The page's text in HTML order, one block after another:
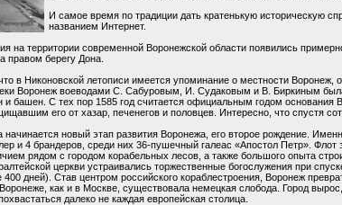
И самое время по традиции дать кратенькую историческую
названием Интернет.
на территории современной Воронежской области появились
правом берегу Дона.
в Никоновской летописи имеется упоминание о местности Воронеж,
Воронеж воеводами С. Сабуровым, И. Судаковым и В. Биркиным
и башен. С тех пор 1585 год считается официальным годом
его от хазар, печенегов и половцев. Интересно, что спустя
начинается новый этап развития Воронежа, его второе рождение.
и 4 брандеров, среди них 36-пушечный галеас «Апостол Петр».
рядом с городом корабельных лесов, а также большого опыта
церкви устраивались торжественные богослужения при
400 дней). Став центром российского кораблестроения, Воронеж
как и в Москве, существовала немецкая слобода. Город
далеко не каждая европейская столица.